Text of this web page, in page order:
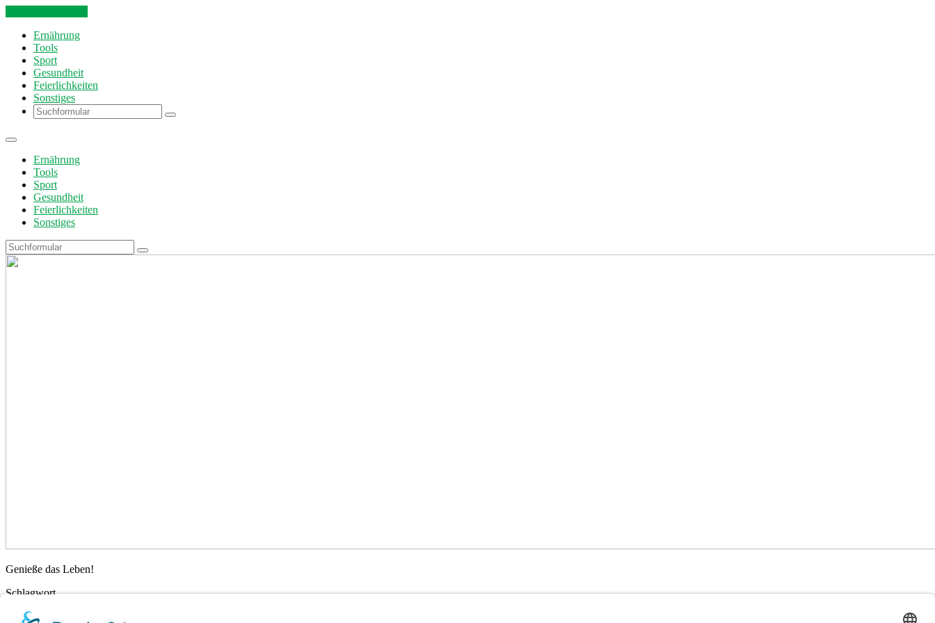
Ernährung
Tools
Sport
Gesundheit
Feierlichkeiten
Sonstiges
Search
Ernährung
Tools
Sport
Gesundheit
Feierlichkeiten
Sonstiges
Search
Leben
Genieße das Leben!
Schlagwort